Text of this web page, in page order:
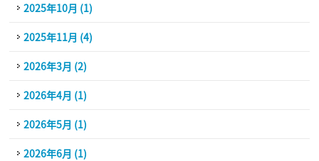
2025年10月 (1)
2025年11月 (4)
2026年3月 (2)
2026年4月 (1)
2026年5月 (1)
2026年6月 (1)